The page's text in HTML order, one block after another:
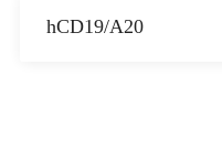
hCD19/A20